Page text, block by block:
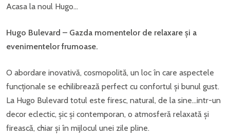
Acasa la noul Hugo…
Hugo Bulevard – Gazda momentelor de relaxare și a
evenimentelor frumoase.
O abordare inovativă, cosmopolită, un loc în care aspectele
funcționale se echilibrează perfect cu confortul și bunul gust.
La Hugo Bulevard totul este firesc, natural, de la sine…intr-un
decor eclectic, șic și contemporan, o atmosferă relaxată și
firească, chiar și în mijlocul unei zile pline.